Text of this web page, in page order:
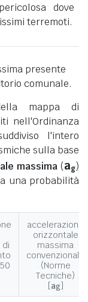
dove
terremoti.
presente
comunale.
mappa di
nell'Ordinanza
l'intero
sulla base
massima (ag)
una probabilità
di
accelerazione
orizzontale
massima
convenzionale
(Norme
Tecniche)
[ag]